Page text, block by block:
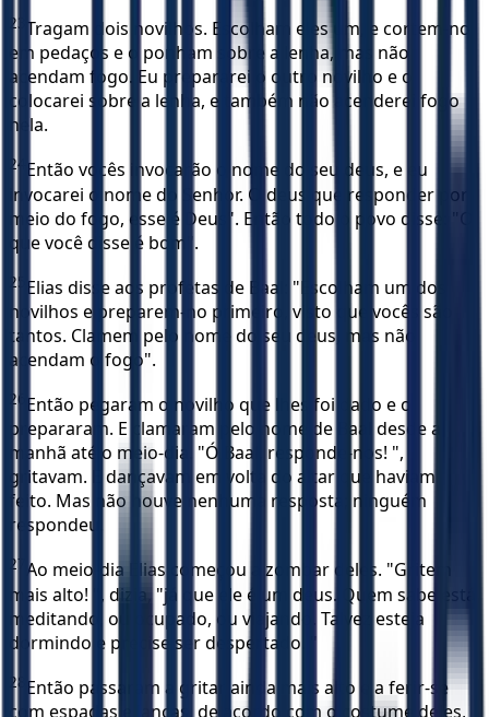
23 Tragam dois novilhos. Escolham eles um, e cortem-no
em pedaços e o ponham sobre a lenha, mas não
acendam fogo. Eu prepararei o outro novilho e o
colocarei sobre a lenha, e também não acenderei fogo
nela.
24 Então vocês invocarão o nome do seu deus, e eu
invocarei o nome do Senhor. O deus que responder por
meio do fogo, esse é Deus". Então todo o povo disse: "O
que você disse é bom".
25 Elias disse aos profetas de Baal: "Escolham um dos
novilhos e preparem-no primeiro, visto que vocês são
tantos. Clamem pelo nome do seu deus, mas não
acendam o fogo".
26 Então pegaram o novilho que lhes foi dado e o
prepararam. E clamaram pelo nome de Baal desde a
manhã até o meio-dia. "Ó Baal, responde-nos! ",
gritavam. E dançavam em volta do altar que haviam
feito. Mas não houve nenhuma resposta; ninguém
respondeu.
27 Ao meio-dia Elias começou a zombar deles. "Gritem
mais alto! ", dizia, "já que ele é um deus. Quem sabe está
meditando, ou ocupado, ou viajando. Talvez esteja
dormindo e precise ser despertado. "
28 Então passaram a gritar ainda mais alto e a ferir-se
com espadas e lanças, de acordo com o costume deles,